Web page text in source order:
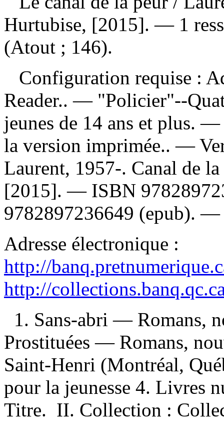
Hurtubise, [2015]. — 1
(Atout ; 146).
Configuration requise :
Reader.. — "Policier"--
jeunes de 14 ans et plus.
la version imprimée.. —
Laurent, 1957-. Canal de
[2015]. — ISBN
9782897236649 (epub).
Adresse électronique :
http://
http://
1. Sans-abri — Romans,
Prostituées — Romans,
Saint-Henri (Montréal,
pour la jeunesse 4. Livres
Titre. II. Collection :